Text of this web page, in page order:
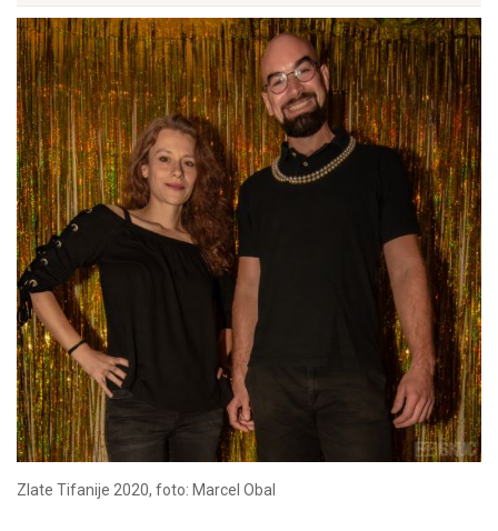
Zlate Tifanije 2020, foto: Marcel Obal